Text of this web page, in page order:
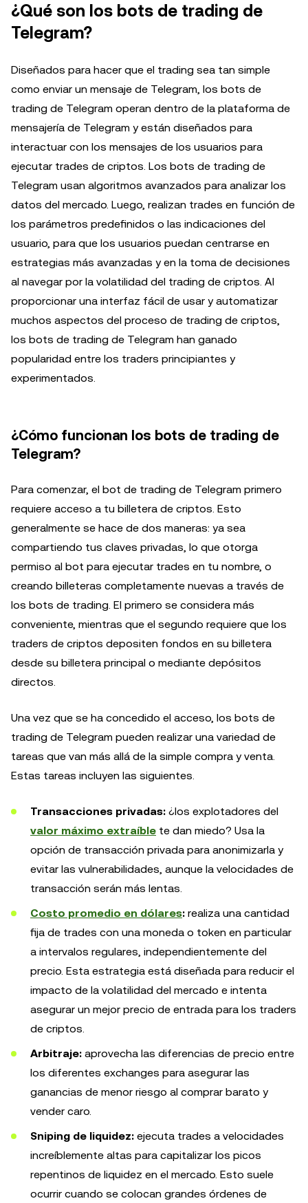
¿Qué son los bots de trading de
Telegram?
Diseñados para hacer que el trading sea tan simple
como enviar un mensaje de Telegram, los bots de
trading de Telegram operan dentro de la plataforma de
mensajería de Telegram y están diseñados para
interactuar con los mensajes de los usuarios para
ejecutar trades de criptos. Los bots de trading de
Telegram usan algoritmos avanzados para analizar los
datos del mercado. Luego, realizan trades en función de
los parámetros predefinidos o las indicaciones del
usuario, para que los usuarios puedan centrarse en
estrategias más avanzadas y en la toma de decisiones
al navegar por la volatilidad del trading de criptos. Al
proporcionar una interfaz fácil de usar y automatizar
muchos aspectos del proceso de trading de criptos,
los bots de trading de Telegram han ganado
popularidad entre los traders principiantes y
experimentados.
¿Cómo funcionan los bots de trading de
Telegram?
Para comenzar, el bot de trading de Telegram primero
requiere acceso a tu billetera de criptos. Esto
generalmente se hace de dos maneras: ya sea
compartiendo tus claves privadas, lo que otorga
permiso al bot para ejecutar trades en tu nombre, o
creando billeteras completamente nuevas a través de
los bots de trading. El primero se considera más
conveniente, mientras que el segundo requiere que los
traders de criptos depositen fondos en su billetera
desde su billetera principal o mediante depósitos
directos.
Una vez que se ha concedido el acceso, los bots de
trading de Telegram pueden realizar una variedad de
tareas que van más allá de la simple compra y venta.
Estas tareas incluyen las siguientes.
Transacciones privadas: ¿los explotadores del
valor máximo extraíble te dan miedo? Usa la
opción de transacción privada para anonimizarla y
evitar las vulnerabilidades, aunque la velocidades de
transacción serán más lentas.
Costo promedio en dólares: realiza una cantidad
fija de trades con una moneda o token en particular
a intervalos regulares, independientemente del
precio. Esta estrategia está diseñada para reducir el
impacto de la volatilidad del mercado e intenta
asegurar un mejor precio de entrada para los traders
de criptos.
Arbitraje: aprovecha las diferencias de precio entre
los diferentes exchanges para asegurar las
ganancias de menor riesgo al comprar barato y
vender caro.
Sniping de liquidez: ejecuta trades a velocidades
increíblemente altas para capitalizar los picos
repentinos de liquidez en el mercado. Esto suele
ocurrir cuando se colocan grandes órdenes de